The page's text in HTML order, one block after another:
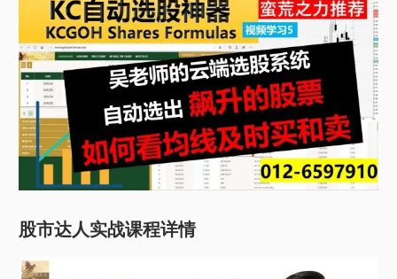
股市达人实战课程详情